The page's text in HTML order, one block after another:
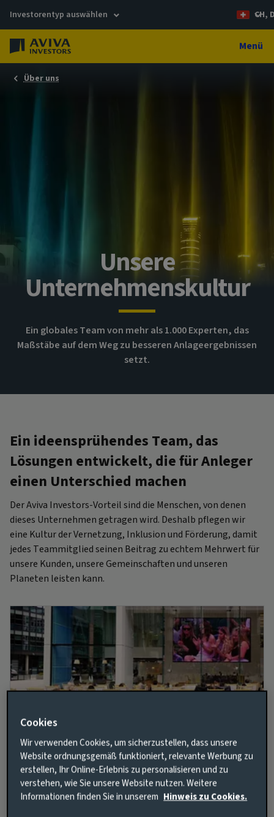
Investorentyp auswählen CH,
Menü
Über uns
Unsere
Unternehmenskultur
Ein globales Team von mehr als 1.000 Experten, das
Maßstäbe auf dem Weg zu besseren Anlageergebnissen
setzt.
Ein ideensprühendes Team, das
Lösungen entwickelt, die für Anleger
einen Unterschied machen
Der Aviva Investors-Vorteil sind die Menschen, von denen
dieses Unternehmen getragen wird. Deshalb pflegen wir
eine Kultur der Vernetzung, Inklusion und Förderung, damit
jedes Teammitglied seinen Beitrag zu echtem Mehrwert für
unsere Kunden, unsere Gemeinschaften und unseren
Planeten leisten kann.
Zusammen für eine bessere und
strahlendere Zukunft
Wir wollen mit unserer gemeinsamen Vision dazu
Cookies
Wir verwenden Cookies, um sicherzustellen, dass unsere
Website ordnungsgemäß funktioniert, relevante Werbung zu
erstellen, Ihr Online-Erlebnis zu personalisieren und zu
verstehen, wie Sie unsere Website nutzen. Weitere
Informationen finden Sie in unserem Hinweis zu Cookies.